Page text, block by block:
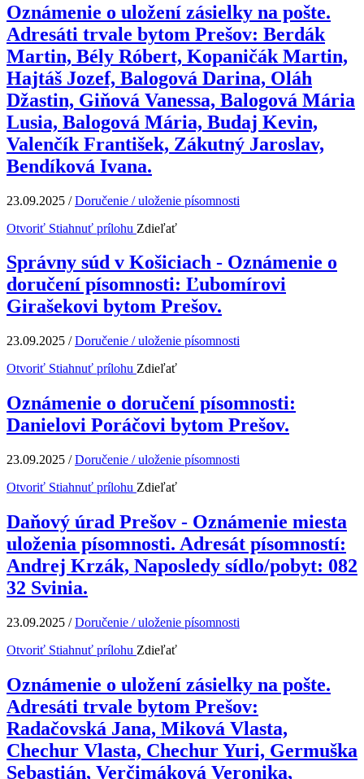
Oznámenie o uložení zásielky na pošte.
Adresáti trvale bytom Prešov: Berdák
Martin, Bély Róbert, Kopaničák Martin,
Hajtáš Jozef, Balogová Darina, Oláh
Džastin, Giňová Vanessa, Balogová Mária
Lusia, Balogová Mária, Budaj Kevin,
Valenčík František, Zákutný Jaroslav,
Bendíková Ivana.
23.09.2025 /Doručenie / uloženie písomnosti
Otvoriť Stiahnuť prílohu Zdieľať
Správny súd v Košiciach - Oznámenie o
doručení písomnosti: Ľubomírovi
Girašekovi bytom Prešov.
23.09.2025 /Doručenie / uloženie písomnosti
Otvoriť Stiahnuť prílohu Zdieľať
Oznámenie o doručení písomnosti:
Danielovi Poráčovi bytom Prešov.
23.09.2025 /Doručenie / uloženie písomnosti
Otvoriť Stiahnuť prílohu Zdieľať
Daňový úrad Prešov - Oznámenie miesta
uloženia písomnosti. Adresát písomností:
Andrej Krzák, Naposledy sídlo/pobyt: 082
32 Svinia.
23.09.2025 /Doručenie / uloženie písomnosti
Otvoriť Stiahnuť prílohu Zdieľať
Oznámenie o uložení zásielky na pošte.
Adresáti trvale bytom Prešov:
Radačovská Jana, Miková Vlasta,
Chechur Vlasta, Chechur Yuri, Germuška
Sebastián, Verčimáková Veronika,